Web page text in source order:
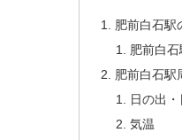
肥前白石駅
肥前白
肥前白石駅
日の出
気温